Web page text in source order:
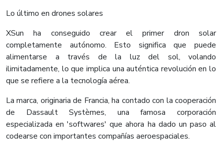
Lo último en drones solares
XSun ha conseguido crear el primer dron solar
completamente autónomo. Esto significa que puede
alimentarse a través de la luz del sol, volando
ilimitadamente, lo que implica una auténtica revolución en lo
que se refiere a la tecnología aérea.
La marca, originaria de Francia, ha contado con la cooperación
de Dassault Systèmes, una famosa corporación
especializada en 'softwares' que ahora ha dado un paso al
codearse con importantes compañías aeroespaciales.